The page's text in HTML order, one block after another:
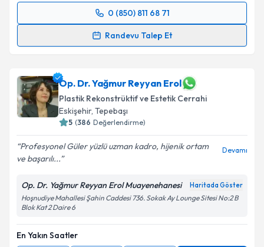
0 (850) 811 68 71
Randevu Talep Et
Randevu Takvimi Talebi
takvim hazırlandığında e-posta ile bilgilendireceğiz.
E-posta Adresiniz
Kişisel verilerimin işlenmesine ilişkin
kapsamda işlenmesini kabul ediyorum.
Takvim Talebini Gönder
Op. Dr. Yağmur Reyyan Erol
Plastik Rekonstrüktif ve Estetik Cerrahi
Eskişehir, Tepebaşı
5 (386 Değerlendirme)
Profesyonel Güler yüzlü uzman kadro, hijenik ortam
ve başarılı...
Devamı
Op. Dr. Yağmur Reyyan Erol Muayenehanesi Haritada Göster
Hoşnudiye Mahallesi Şahin Caddesi 736. Sokak Ay Lounge Sitesi No:2 B
Blok Kat 2 Daire 6
En Yakın Saatler